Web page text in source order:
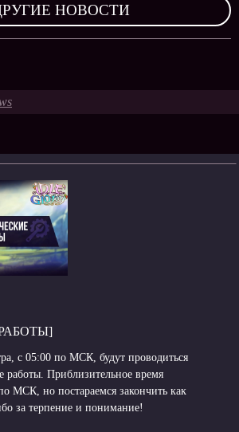
НОВОСТИ
с 05:00 по МСК, будут проводиться
работы. Приблизительное время
МСК, но постараемся закончить как
за терпение и понимание!